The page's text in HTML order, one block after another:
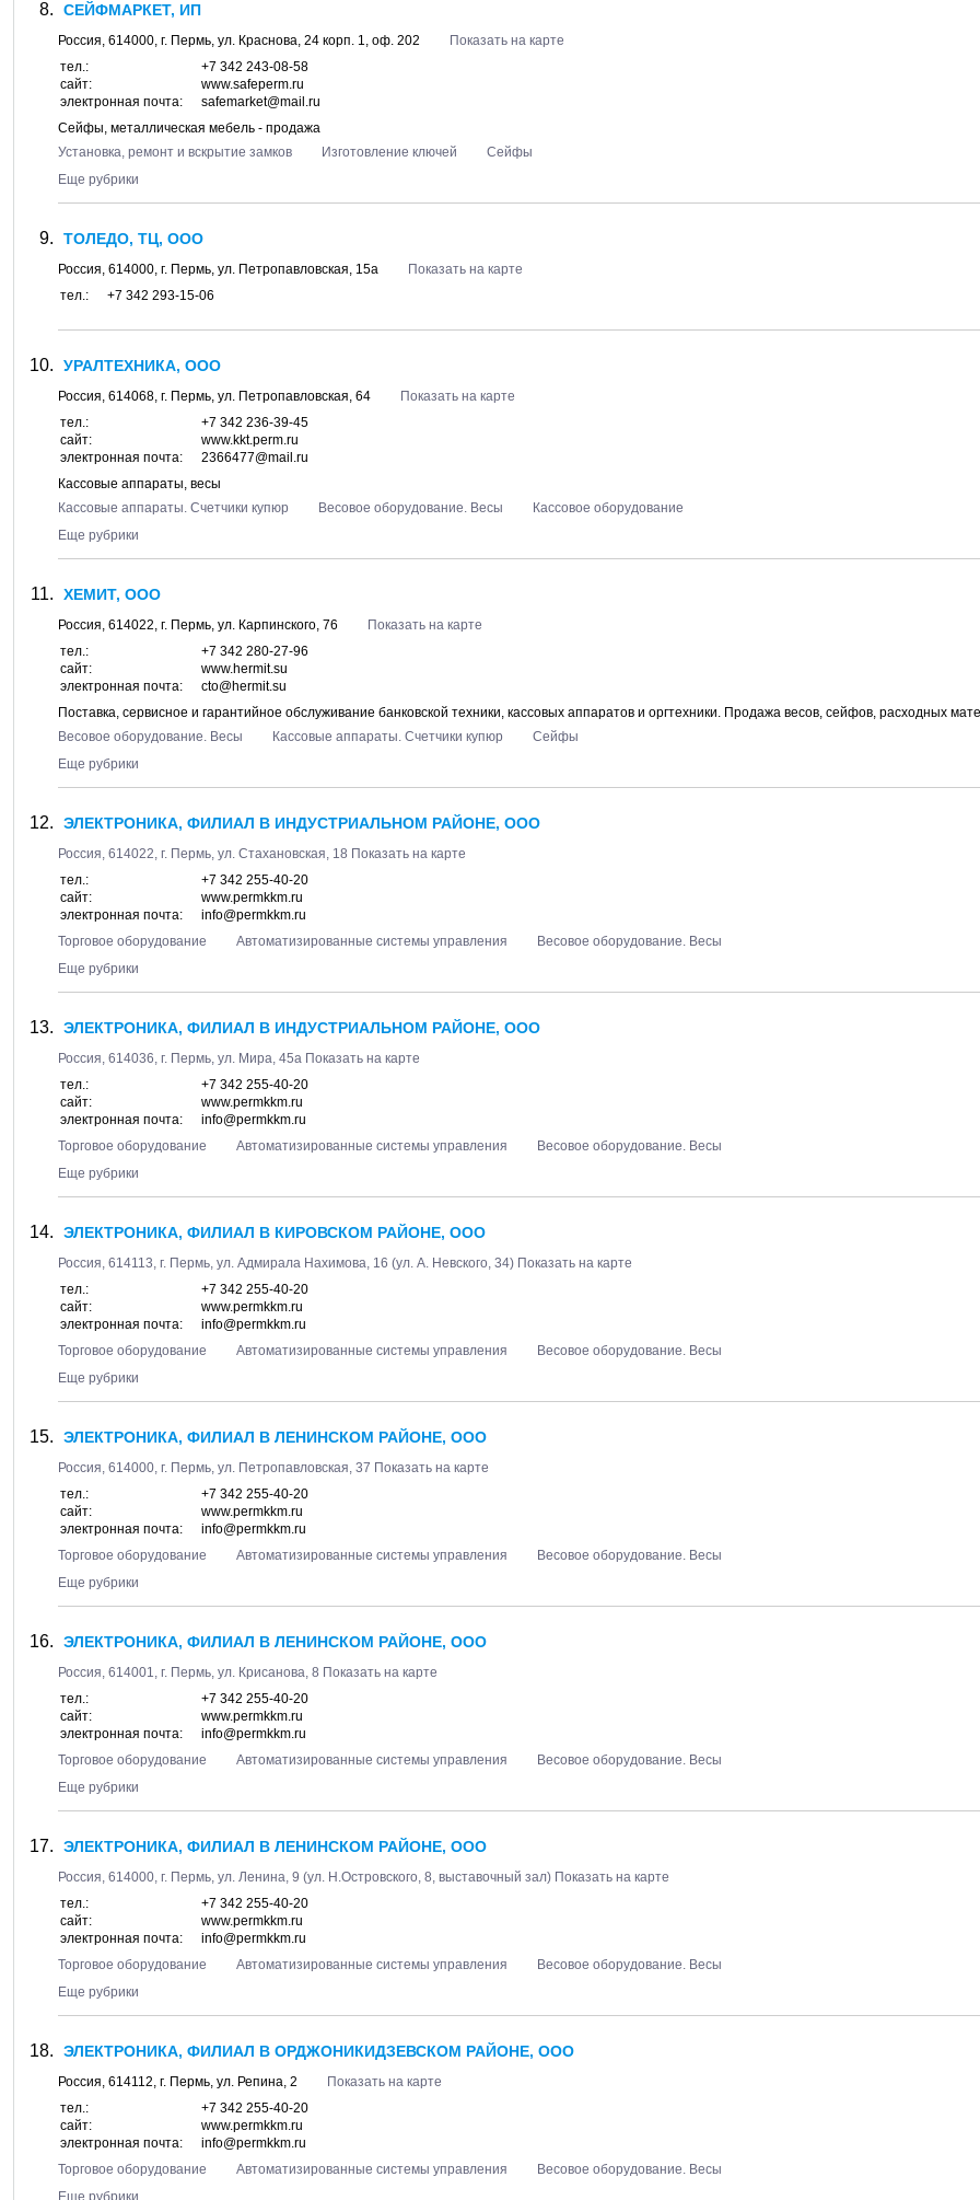
СЕЙФМАРКЕТ, ИП
Россия, 614000, г. Пермь, ул. Краснова, 24 корп. 1, оф. 202
Показать на карте
тел.:
+7 342 243-08-58
сайт:
www.safeperm.ru
электронная почта:
safemarket@mail.ru
Сейфы, металлическая мебель - продажа
Установка, ремонт и вскрытие замков
Изготовление ключей
Сейфы
Еще рубрики
ТОЛЕДО, ТЦ, ООО
Россия, 614000, г. Пермь, ул. Петропавловская, 15а
Показать на карте
тел.:
+7 342 293-15-06
УРАЛТЕХНИКА, ООО
Россия, 614068, г. Пермь, ул. Петропавловская, 64
Показать на карте
тел.:
+7 342 236-39-45
сайт:
www.kkt.perm.ru
электронная почта:
2366477@mail.ru
Кассовые аппараты, весы
Кассовые аппараты. Счетчики купюр
Весовое оборудование. Весы
Кассовое оборудование
Еще рубрики
ХЕМИТ, ООО
Россия, 614022, г. Пермь, ул. Карпинского, 76
Показать на карте
тел.:
+7 342 280-27-96
сайт:
www.hermit.su
электронная почта:
cto@hermit.su
Поставка, сервисное и гарантийное обслуживание банковской техники, кассовых аппаратов и оргтехники. Продажа весов, сейфов, расходных
Весовое оборудование. Весы
Кассовые аппараты. Счетчики купюр
Сейфы
Еще рубрики
ЭЛЕКТРОНИКА, ФИЛИАЛ В ИНДУСТРИАЛЬНОМ РАЙОНЕ, ООО
Россия, 614022, г. Пермь, ул. Стахановская, 18 Показать на карте
тел.:
+7 342 255-40-20
сайт:
www.permkkm.ru
электронная почта:
info@permkkm.ru
Торговое оборудование
Автоматизированные системы управления
Весовое оборудование. Весы
Еще рубрики
ЭЛЕКТРОНИКА, ФИЛИАЛ В ИНДУСТРИАЛЬНОМ РАЙОНЕ, ООО
Россия, 614036, г. Пермь, ул. Мира, 45а Показать на карте
тел.:
+7 342 255-40-20
сайт:
www.permkkm.ru
электронная почта:
info@permkkm.ru
Торговое оборудование
Автоматизированные системы управления
Весовое оборудование. Весы
Еще рубрики
ЭЛЕКТРОНИКА, ФИЛИАЛ В КИРОВСКОМ РАЙОНЕ, ООО
Россия, 614113, г. Пермь, ул. Адмирала Нахимова, 16 (ул. А. Невского, 34) Показать на карте
тел.:
+7 342 255-40-20
сайт:
www.permkkm.ru
электронная почта:
info@permkkm.ru
Торговое оборудование
Автоматизированные системы управления
Весовое оборудование. Весы
Еще рубрики
ЭЛЕКТРОНИКА, ФИЛИАЛ В ЛЕНИНСКОМ РАЙОНЕ, ООО
Россия, 614000, г. Пермь, ул. Петропавловская, 37 Показать на карте
тел.:
+7 342 255-40-20
сайт:
www.permkkm.ru
электронная почта:
info@permkkm.ru
Торговое оборудование
Автоматизированные системы управления
Весовое оборудование. Весы
Еще рубрики
ЭЛЕКТРОНИКА, ФИЛИАЛ В ЛЕНИНСКОМ РАЙОНЕ, ООО
Россия, 614001, г. Пермь, ул. Крисанова, 8 Показать на карте
тел.:
+7 342 255-40-20
сайт:
www.permkkm.ru
электронная почта:
info@permkkm.ru
Торговое оборудование
Автоматизированные системы управления
Весовое оборудование. Весы
Еще рубрики
ЭЛЕКТРОНИКА, ФИЛИАЛ В ЛЕНИНСКОМ РАЙОНЕ, ООО
Россия, 614000, г. Пермь, ул. Ленина, 9 (ул. Н.Островского, 8, выставочный зал) Показать на карте
тел.:
+7 342 255-40-20
сайт:
www.permkkm.ru
электронная почта:
info@permkkm.ru
Торговое оборудование
Автоматизированные системы управления
Весовое оборудование. Весы
Еще рубрики
ЭЛЕКТРОНИКА, ФИЛИАЛ В ОРДЖОНИКИДЗЕВСКОМ РАЙОНЕ, ООО
Россия, 614112, г. Пермь, ул. Репина, 2
Показать на карте
тел.:
+7 342 255-40-20
сайт:
www.permkkm.ru
электронная почта:
info@permkkm.ru
Торговое оборудование
Автоматизированные системы управления
Весовое оборудование. Весы
Еще рубрики